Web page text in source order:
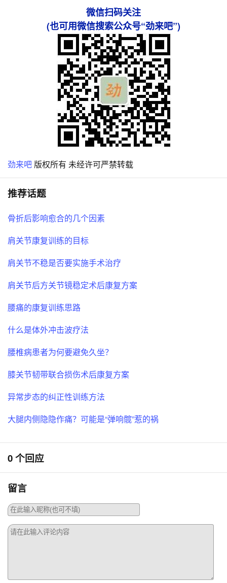
微信扫码关注
(也可用微信搜索公众号“劲来吧”)
劲来吧 版权所有 未经许可严禁转载
推荐话题
骨折后影响愈合的几个因素
肩关节康复训练的目标
肩关节不稳是否要实施手术治疗
肩关节后方关节镜稳定术后康复方案
腰痛的康复训练思路
什么是体外冲击波疗法
腰椎病患者为何要避免久坐？
膝关节韧带联合损伤术后康复方案
异常步态的纠正性训练方法
大腿内侧隐隐作痛？可能是“弹响髋”惹的祸
0 个回应
留言